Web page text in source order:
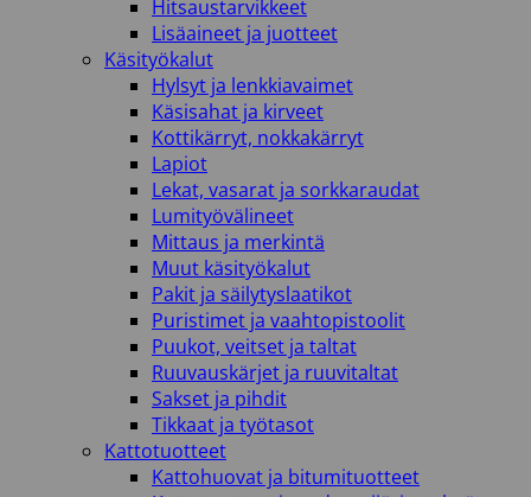
Hitsaustarvikkeet
Lisäaineet ja juotteet
Käsityökalut
Hylsyt ja lenkkiavaimet
Käsisahat ja kirveet
Kottikärryt, nokkakärryt
Lapiot
Lekat, vasarat ja sorkkaraudat
Lumityövälineet
Mittaus ja merkintä
Muut käsityökalut
Pakit ja säilytyslaatikot
Puristimet ja vaahtopistoolit
Puukot, veitset ja taltat
Ruuvauskärjet ja ruuvitaltat
Sakset ja pihdit
Tikkaat ja työtasot
Kattotuotteet
Kattohuovat ja bitumituotteet